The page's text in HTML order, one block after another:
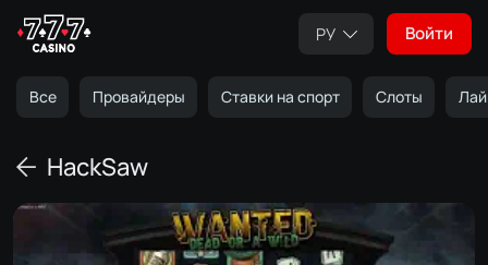
РУ Войти
Все Провайдеры Ставки на спорт Слоты
HackSaw